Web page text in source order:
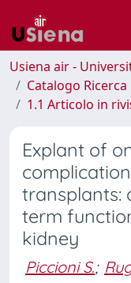
Usiena air -
Catalogo Ricerca
1.1 Articolo in
Explant of
transplants:
term
kidney
Piccioni S.;